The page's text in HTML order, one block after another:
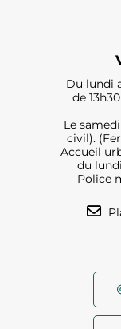
Du lundi
de
Le
civil).
Accueil
du
Police